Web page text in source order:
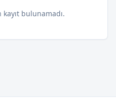
bulunamadı.